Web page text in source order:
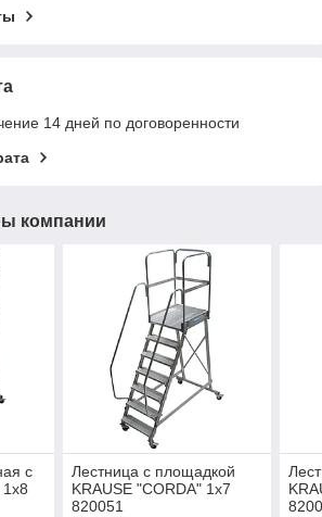
14 дней по договоренности
компании
с
Лестница с площадкой
KRAUSE "CORDA" 1х7
820051